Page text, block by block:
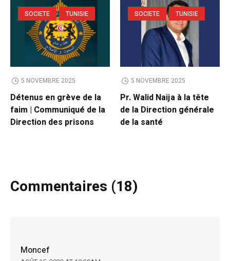
SOCIETE TUNISIE
5 NOVEMBRE 2025
Détenus en grève de la
faim | Communiqué de la
Direction des prisons
SOCIETE TUNISIE
5 NOVEMBRE 2025
Pr. Walid Naija à la tête
de la Direction générale
de la santé
Commentaires (18)
Moncef